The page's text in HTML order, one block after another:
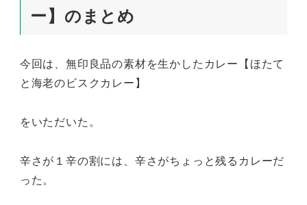
ー】のまとめ
今回は、無印良品の素材を生かしたカレー【ほたて
と海老のビスクカレー】
をいただいた。
辛さが１辛の割には、辛さがちょっと残るカレーだ
った。